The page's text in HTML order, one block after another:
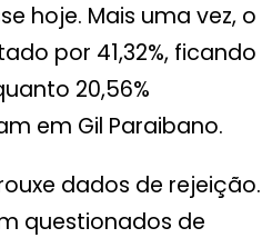
hoje. Mais uma vez, o
por 41,32%, ficando
20,56%
em Gil Paraibano.
dados de rejeição.
questionados de